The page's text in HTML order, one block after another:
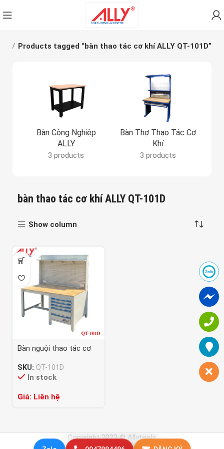
Products tagged “bàn thao tác cơ khí ALLY QT-101D”
Bàn Công Nghiệp
ALLY
3 products
Bàn Thợ Thao Tác Cơ
Khí
3 products
bàn thao tác cơ khí ALLY QT-101D
Show column
Bàn nguội thao tác cơ
SKU: QT-101D
In stock
Giá: Liên hệ
Copyright 2023 © Allytools